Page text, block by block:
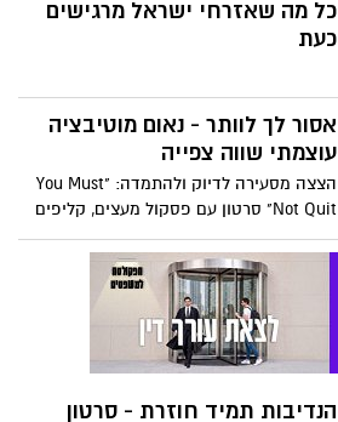
האנושיות והפגיעות שבה מתגלים בכל אחת
ממילותיה.
כל מה שאזרחי ישראל מרגישים
כעת
אסור לך לוותר - נאום מוטיבציה
עוצמתי שווה צפייה
הצצה מסעירה לדיוק ולהתמדה: "You Must
Not Quit" סרטון עם פסקול מעצים, קליפים
דרמטיים ונרטיב שמעודד להמשיך קדימה
אפילו כשקשה. צפו:
הנדיבות תמיד חוזרת - סרטון